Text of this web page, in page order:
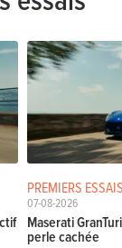
PREMIERS ESSAIS
07-08-2026
Maserati
perle cachée